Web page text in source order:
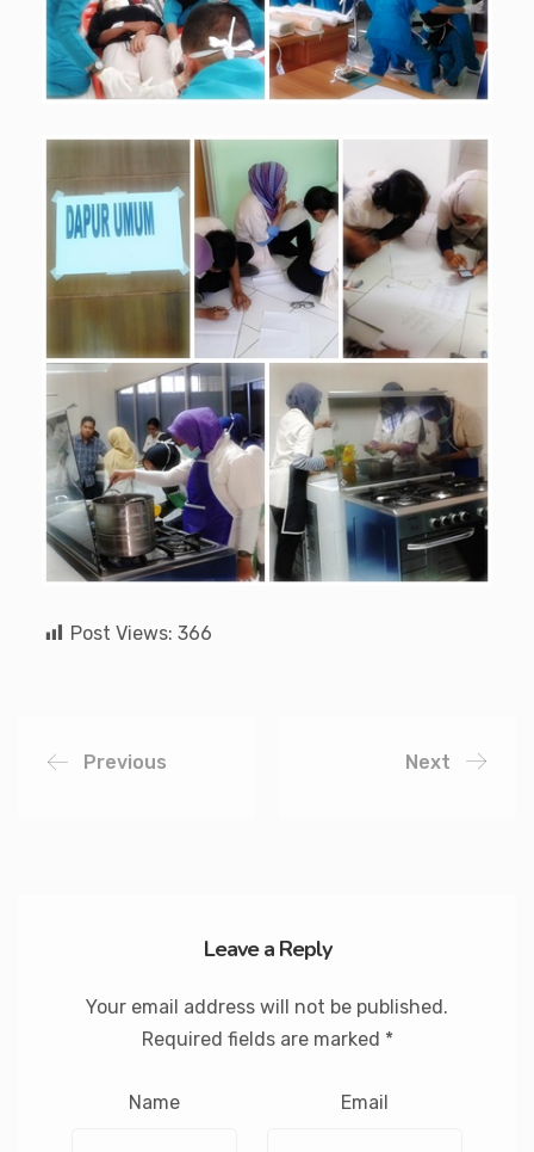
Post Views: 366
Previous Next
Leave a Reply
Your email address will not be published.
Required fields are marked *
Name Email